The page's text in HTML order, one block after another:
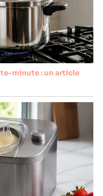
minute : un article